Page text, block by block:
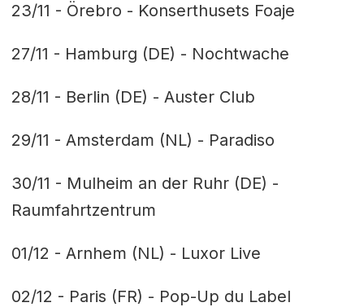
23/11 - Örebro - Konserthusets Foaje
27/11 - Hamburg (DE) - Nochtwache
28/11 - Berlin (DE) - Auster Club
29/11 - Amsterdam (NL) - Paradiso
30/11 - Mulheim an der Ruhr (DE) -
Raumfahrtzentrum
01/12 - Arnhem (NL) - Luxor Live
02/12 - Paris (FR) - Pop-Up du Label